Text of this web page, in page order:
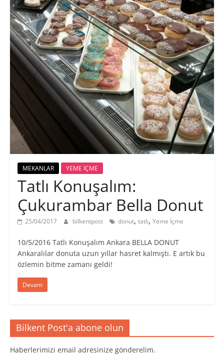
MEKANLAR YEME İÇME
Tatlı Konuşalım:
Çukurambar Bella Donut
25/04/2017 bilkentpost donut, tatlı, Yeme İçme
10/5/2016 Tatlı Konuşalım Ankara BELLA DONUT
Ankaralılar donuta uzun yıllar hasret kalmıştı. E artık bu
özlemin bitme zamanı geldi!
Devam
Bilkent Post'a abone olun
Haberlerimizi email adresinize gönderelim.